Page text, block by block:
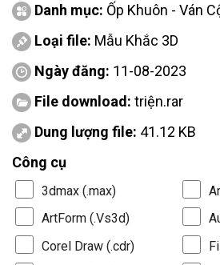
Danh mục: Ốp Khuôn - Ván
Loại file: Mẫu Khắc 3D
Ngày đăng: 11-08-2023
File download: triện.rar
Dung lượng file: 41.12 KB
Công cụ
3dmax (.max)
ArtForm (.Vs3d)
Corel Draw (.cdr)